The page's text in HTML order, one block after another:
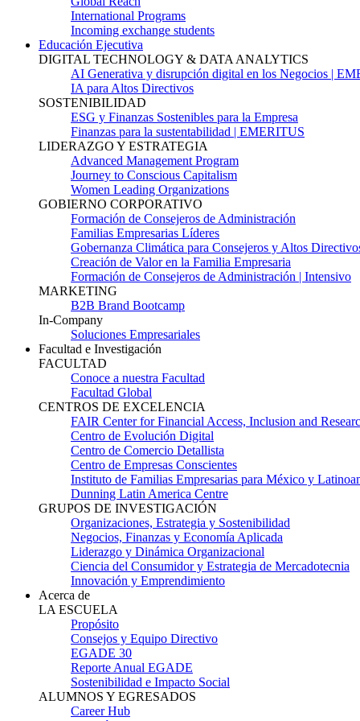
International Programs
Incoming exchange students
Educación Ejecutiva
DIGITAL TECHNOLOGY & DATA ANALYTICS
AI Generativa y disrupción digital en los Negocios |
IA para Altos Directivos
SOSTENIBILIDAD
ESG y Finanzas Sostenibles para la Empresa
Finanzas para la sustentabilidad | EMERITUS
LIDERAZGO Y ESTRATEGIA
Advanced Management Program
Journey to Conscious Capitalism
Women Leading Organizations
GOBIERNO CORPORATIVO
Formación de Consejeros de Administración
Familias Empresarias Líderes
Gobernanza Climática para Consejeros y Altos
Creación de Valor en la Familia Empresaria
Formación de Consejeros de Administración | Intensivo
MARKETING
B2B Brand Bootcamp
In-Company
Soluciones Empresariales
Facultad e Investigación
FACULTAD
Conoce a nuestra Facultad
Facultad Global
CENTROS DE EXCELENCIA
FAIR Center for Financial Access, Inclusion and
Centro de Evolución Digital
Centro de Comercio Detallista
Centro de Empresas Conscientes
Instituto de Familias Empresarias para México y
Dunning Latin America Centre
GRUPOS DE INVESTIGACIÓN
Organizaciones, Estrategia y Sostenibilidad
Negocios, Finanzas y Economía Aplicada
Liderazgo y Dinámica Organizacional
Ciencia del Consumidor y Estrategia de Mercadotecnia
Innovación y Emprendimiento
Acerca de
LA ESCUELA
Propósito
Consejos y Equipo Directivo
EGADE 30
Reporte Anual EGADE
Sostenibilidad e Impacto Social
ALUMNOS Y EGRESADOS
Career Hub